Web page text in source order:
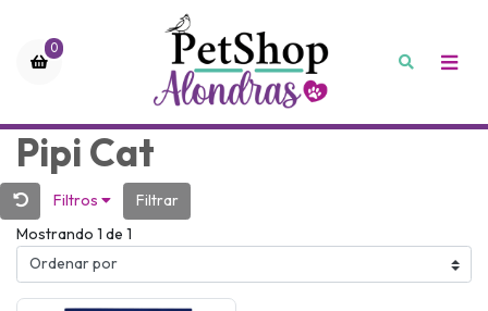
0
Pipi Cat
Filtros
Filtrar
Mostrando 1 de 1